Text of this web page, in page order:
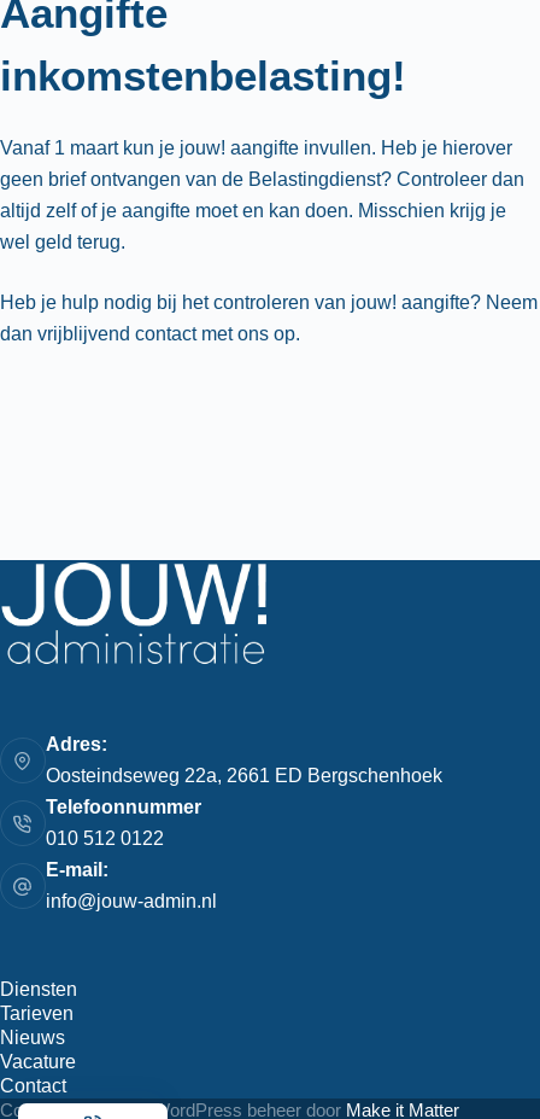
Aangifte
inkomstenbelasting!
Vanaf 1 maart kun je jouw! aangifte invullen. Heb je hierover
geen brief ontvangen van de Belastingdienst? Controleer dan
altijd zelf of je aangifte moet en kan doen. Misschien krijg je
wel geld terug.
Heb je hulp nodig bij het controleren van jouw! aangifte? Neem
dan vrijblijvend contact met ons op.
Adres:
Oosteindseweg 22a, 2661 ED Bergschenhoek
Telefoonnummer
010 512 0122
E-mail:
info@jouw-admin.nl
Diensten
Tarieven
Nieuws
Vacature
Contact
Copyright © 2026 - WordPress beheer door Make it Matter